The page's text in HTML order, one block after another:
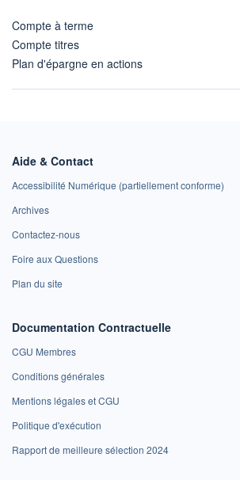
Compte à terme
Compte titres
Plan d'épargne en actions
Aide & Contact
Accessibilité Numérique (partiellement conforme)
Archives
Contactez-nous
Foire aux Questions
Plan du site
Documentation Contractuelle
CGU Membres
Conditions générales
Mentions légales et CGU
Politique d'exécution
Rapport de meilleure sélection 2024